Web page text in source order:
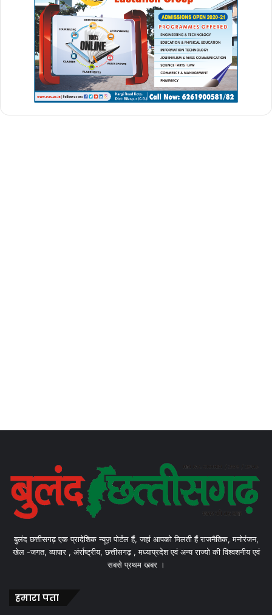
बुलंद छत्तीसगढ़ एक प्रादेशिक न्यूज़ पोर्टल हैं, जहां आपको मिलती हैं राजनैतिक, मनोरंजन,
खेल -जगत, व्यापार , अंर्राष्ट्रीय, छत्तीसगढ़ , मध्याप्रदेश एवं अन्य राज्यो की विश्वशनीय एवं
सबसे प्रथम खबर ।
हमारा पता